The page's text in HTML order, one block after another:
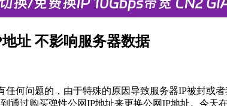
址 不影响服务器数据
何问题的，由于特殊的原因导致服务器IP被封或
通过购买弹性公网IP地址来更换公网IP地址。今天